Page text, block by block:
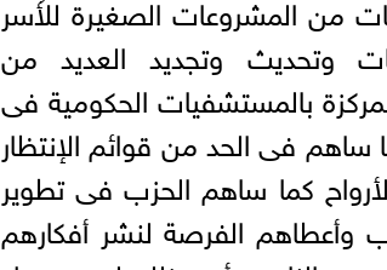
وتحديث وتجديد العديد من
بالمستشفيات الحكومية فى
فى الحد من قوائم الإنتظار
كما ساهم الحزب فى تطوير
وأعطاهم الفرصة لنشر أفكارهم